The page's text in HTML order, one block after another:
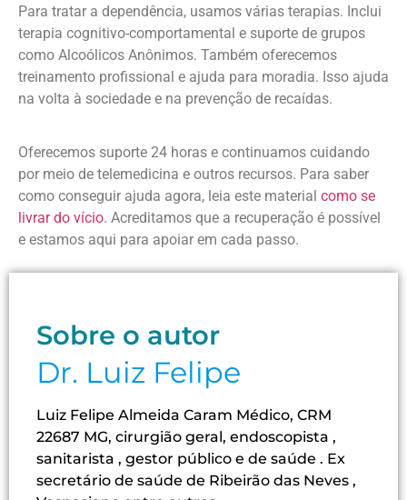
Para tratar a dependência, usamos várias terapias. Inclui
terapia cognitivo-comportamental e suporte de grupos
como Alcoólicos Anônimos. Também oferecemos
treinamento profissional e ajuda para moradia. Isso ajuda
na volta à sociedade e na prevenção de recaídas.
Oferecemos suporte 24 horas e continuamos cuidando
por meio de telemedicina e outros recursos. Para saber
como conseguir ajuda agora, leia este material como se
livrar do vício. Acreditamos que a recuperação é possível
e estamos aqui para apoiar em cada passo.
Sobre o autor
Dr. Luiz Felipe
Luiz Felipe Almeida Caram Médico, CRM
22687 MG, cirurgião geral, endoscopista ,
sanitarista , gestor público e de saúde . Ex
secretário de saúde de Ribeirão das Neves ,